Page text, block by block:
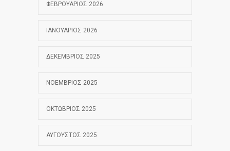
ΦΕΒΡΟΥΆΡΙΟΣ 2026
ΙΑΝΟΥΆΡΙΟΣ 2026
ΔΕΚΈΜΒΡΙΟΣ 2025
ΝΟΈΜΒΡΙΟΣ 2025
ΟΚΤΏΒΡΙΟΣ 2025
ΑΎΓΟΥΣΤΟΣ 2025